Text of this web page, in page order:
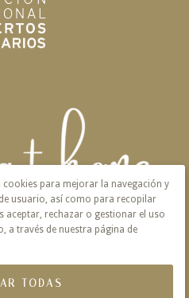
Política de Cookies
cookies para mejorar la navegación y
usuario, así como para recopilar
aceptar, rechazar o gestionar el uso
a través de nuestra página de
TODAS